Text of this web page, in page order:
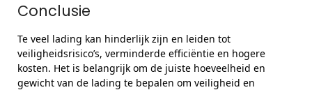
Conclusie
Te veel lading kan hinderlijk zijn en leiden tot
veiligheidsrisico’s, verminderde efficiëntie en hogere
kosten. Het is belangrijk om de juiste hoeveelheid en
gewicht van de lading te bepalen om veiligheid en